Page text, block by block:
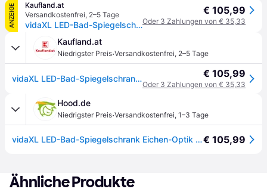
ANZEIGE
Kaufland.at
Versandkostenfrei, 2–5 Tage
vidaXL LED-Bad-Spiegelschrank Eichen-Optik 50x14x60 cm
€ 105,99
Oder 3 Zahlungen von € 35,33
Kaufland.at
Niedrigster Preis·Versandkostenfrei, 2–5 Tage
vidaXL LED-Bad-Spiegelschrank Eichen-Optik 50x14x60 cm € 105,99
Oder 3 Zahlungen von € 35,33
Hood.de
Niedrigster Preis·Versandkostenfrei, 1–3 Tage
vidaXL LED-Bad-Spiegelschrank Eichen-Optik 50x14x60 cm€ 105,99
Ähnliche Produkte